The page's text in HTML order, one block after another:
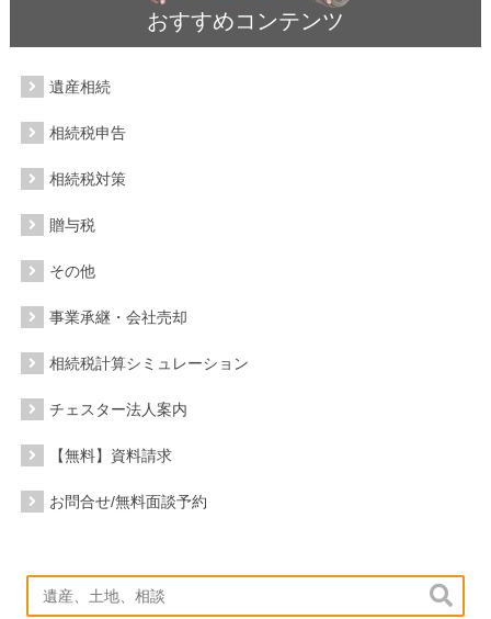
おすすめコンテンツ
遺産相続
相続税申告
相続税対策
贈与税
その他
事業承継・会社売却
相続税計算シミュレーション
チェスター法人案内
【無料】資料請求
お問合せ/無料面談予約
